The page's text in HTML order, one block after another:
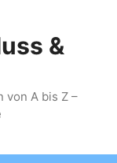
&
von A bis Z –